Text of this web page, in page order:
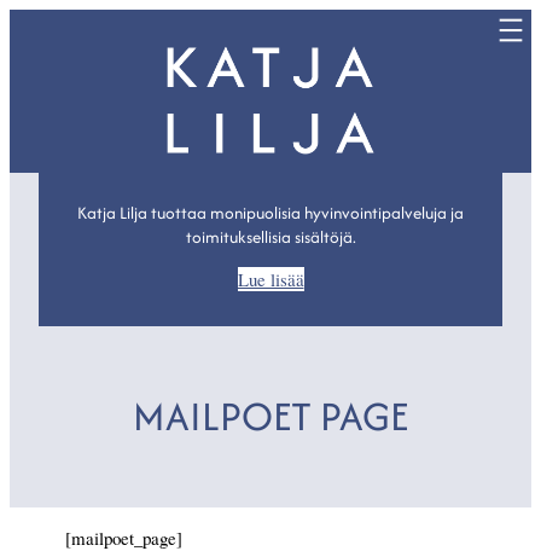
Katja Lilja tuottaa monipuolisia hyvinvointipalveluja ja
toimituksellisia sisältöjä.
Lue lisää
MAILPOET PAGE
[mailpoet_page]